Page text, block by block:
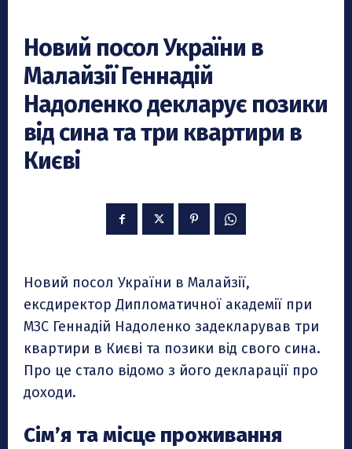
Новий посол України в
Малайзії Геннадій
Надоленко декларує позики
від сина та три квартири в
Києві
Новий посол України в Малайзії,
ексдиректор Дипломатичної академії при
МЗС Геннадій Надоленко задекларував три
квартири в Києві та позики від свого сина.
Про це стало відомо з його декларації про
доходи.
Сім’я та місце проживання